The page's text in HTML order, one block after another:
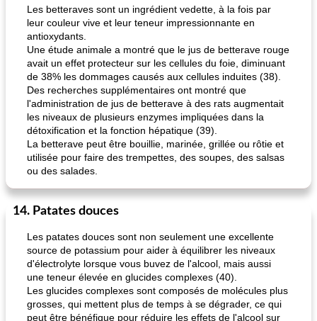
Les betteraves sont un ingrédient vedette, à la fois par
leur couleur vive et leur teneur impressionnante en
antioxydants.
Une étude animale a montré que le jus de betterave rouge
avait un effet protecteur sur les cellules du foie, diminuant
de 38% les dommages causés aux cellules induites (38).
Des recherches supplémentaires ont montré que
l'administration de jus de betterave à des rats augmentait
les niveaux de plusieurs enzymes impliquées dans la
détoxification et la fonction hépatique (39).
La betterave peut être bouillie, marinée, grillée ou rôtie et
utilisée pour faire des trempettes, des soupes, des salsas
ou des salades.
14. Patates douces
Les patates douces sont non seulement une excellente
source de potassium pour aider à équilibrer les niveaux
d'électrolyte lorsque vous buvez de l'alcool, mais aussi
une teneur élevée en glucides complexes (40).
Les glucides complexes sont composés de molécules plus
grosses, qui mettent plus de temps à se dégrader, ce qui
peut être bénéfique pour réduire les effets de l'alcool sur